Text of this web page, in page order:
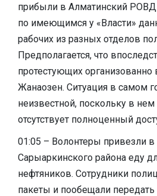
прибыли в Алматинский РОВД
по имеющимся у «Власти»
рабочих из разных отделов
Предполагается, что
протестующих организованно
Жанаозен. Ситуация в самом
неизвестной, поскольку в
отсутствует полноценный
01:05 – Волонтеры привезли
Сарыаркинского района еду
нефтяников. Сотрудники
пакеты и пообещали